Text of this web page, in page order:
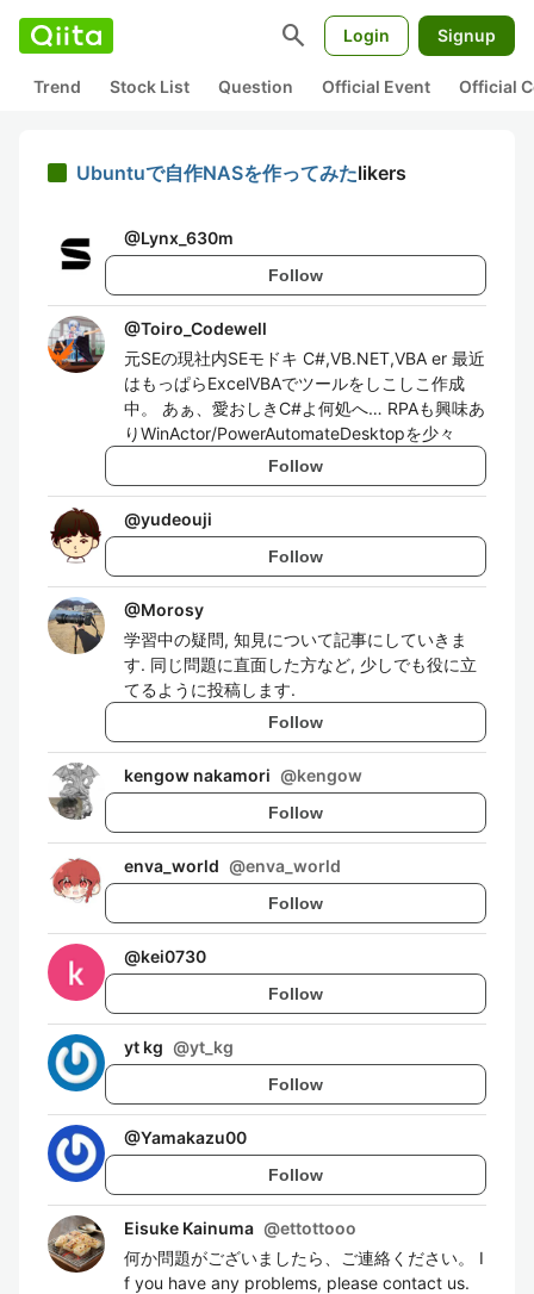
search Login Signup
Trend Stock List Question Official Event Official
Ubuntuで自作NASを作ってみたlikers
@Lynx_630m
Follow
@Toiro_Codewell
元SEの現社内SEモドキ C#,VB.NET,VBA er 最近
はもっぱらExcelVBAでツールをしこしこ作成
中。 あぁ、愛おしきC#よ何処へ… RPAも興味あ
りWinActor/PowerAutomateDesktopを少々
Follow
@yudeouji
Follow
@Morosy
学習中の疑問, 知見について記事にしていきま
す. 同じ問題に直面した方など, 少しでも役に立
てるように投稿します.
Follow
kengow nakamori @kengow
Follow
enva_world @enva_world
Follow
@kei0730
Follow
yt kg @yt_kg
Follow
@Yamakazu00
Follow
Eisuke Kainuma @ettottooo
何か問題がございましたら、ご連絡ください。 I
f you have any problems, please contact us.